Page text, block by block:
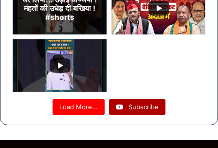
मंहतों की उधेड़ दी बखिया !
#shorts
Load More... Subscribe